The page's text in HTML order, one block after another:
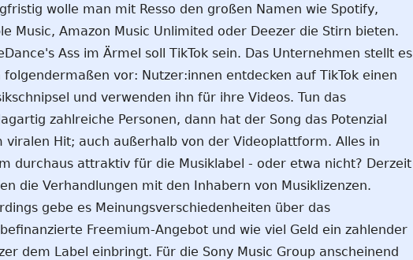
wolle man mit Resso den großen Namen wie Spotify,
Music, Amazon Music Unlimited oder Deezer die Stirn bieten.
Ass im Ärmel soll TikTok sein. Das Unternehmen stellt es
folgendermaßen vor: Nutzer:innen entdecken auf TikTok einen
und verwenden ihn für ihre Videos. Tun das
zahlreiche Personen, dann hat der Song das Potenzial
viralen Hit; auch außerhalb von der Videoplattform. Alles in
durchaus attraktiv für die Musiklabel - oder etwa nicht? Derzeit
die Verhandlungen mit den Inhabern von Musiklizenzen.
gebe es Meinungsverschiedenheiten über das
Freemium-Angebot und wie viel Geld ein zahlender
dem Label einbringt. Für die Sony Music Group anscheinend